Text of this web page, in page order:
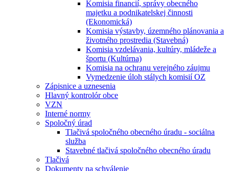
Komisia financií, správy obecného
majetku a podnikatelskej činnosti
(Ekonomická)
Komisia výstavby, územného plánovania a
životného prostredia (Stavebná)
Komisia vzdelávania, kultúry, mládeže a
športu (Kultúrna)
Komisia na ochranu verejného záujmu
Vymedzenie úloh stálych komisií OZ
Zápisnice a uznesenia
Hlavný kontrolór obce
VZN
Interné normy
Spoločný úrad
Tlačivá spoločného obecného úradu - sociálna
služba
Stavebné tlačivá spoločného obecného úradu
Tlačivá
Dokumenty na schválenie